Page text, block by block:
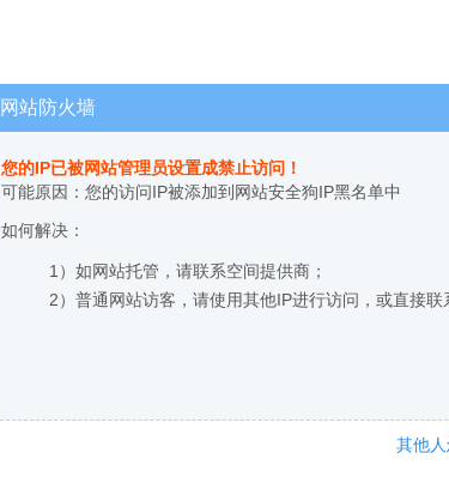
网站防火墙
您的IP已被网站管理员设置成禁止访问！
可能原因：您的访问IP被添加到网站安全狗IP黑名单中
如何解决：
1）如网站托管，请联系空间提供商；
2）普通网站访客，请使用其他IP进行访问，或直接联
其他人